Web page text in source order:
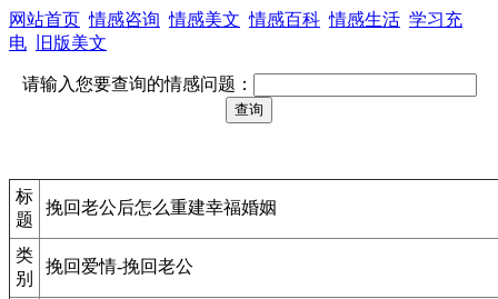
网站首页 情感咨询 情感美文 情感百科 情感生活 学习充
电
旧版美文
请输入您要查询的情感问题：
标
题
挽回老公后怎么重建幸福婚姻
类
别
挽回爱情-挽回老公